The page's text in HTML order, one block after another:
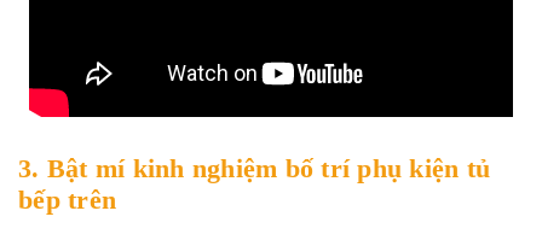
3. Bật mí kinh nghiệm bố trí phụ kiện tủ
bếp trên